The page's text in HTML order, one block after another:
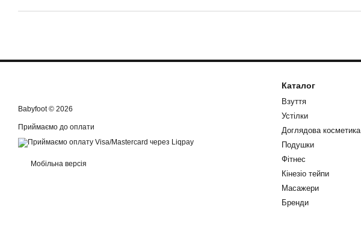
Babyfoot © 2026
Приймаємо до оплати
Мобільна версія
Каталог
Взуття
Устілки
Доглядова косметика
Подушки
Фітнес
Кінезіо тейпи
Масажери
Бренди